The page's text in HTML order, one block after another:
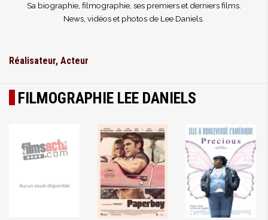
Sa biographie, filmographie, ses premiers et derniers films.
News, vidéos et photos de Lee Daniels.
Réalisateur, Acteur
FILMOGRAPHIE LEE DANIELS